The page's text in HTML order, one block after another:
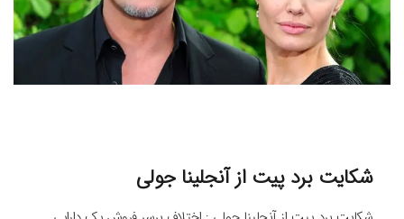
شکایت برد پیت از آنجلینا جولی